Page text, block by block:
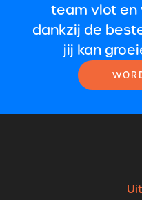
team vlot en
dankzij de
jij kan